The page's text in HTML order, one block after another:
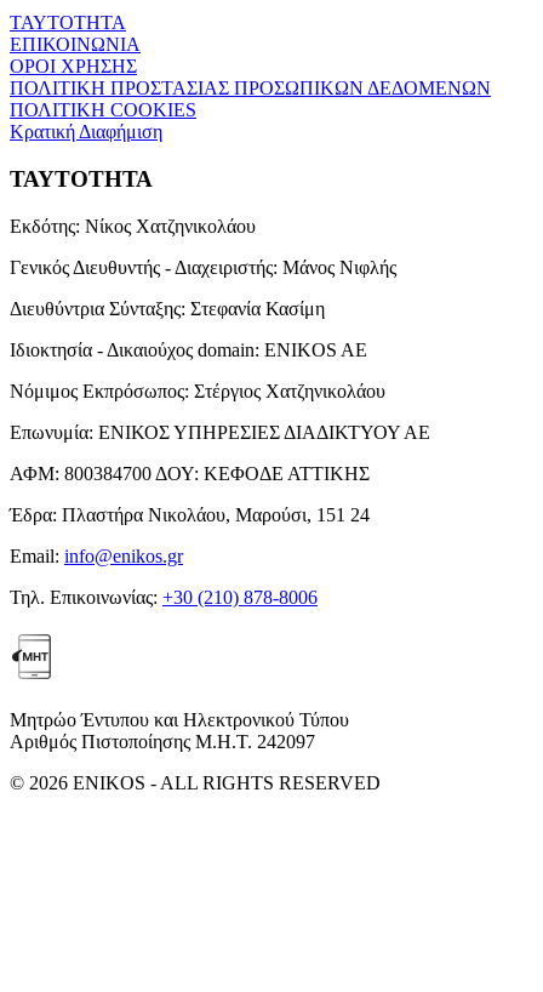
ΤΑΥΤΟΤΗΤΑ
ΕΠΙΚΟΙΝΩΝΙΑ
ΟΡΟΙ ΧΡΗΣΗΣ
ΠΟΛΙΤΙΚΗ ΠΡΟΣΤΑΣΙΑΣ ΠΡΟΣΩΠΙΚΩΝ ΔΕΔΟΜΕΝΩΝ
ΠΟΛΙΤΙΚΗ COOKIES
Κρατική Διαφήμιση
ΤΑΥΤΟΤΗΤΑ
Εκδότης: Νίκος Χατζηνικολάου
Γενικός Διευθυντής - Διαχειριστής: Μάνος Νιφλής
Διευθύντρια Σύνταξης: Στεφανία Κασίμη
Ιδιοκτησία - Δικαιούχος domain: ENIKOS AE
Νόμιμος Εκπρόσωπος: Στέργιος Χατζηνικολάου
Επωνυμία: ΕΝΙΚΟΣ ΥΠΗΡΕΣΙΕΣ ΔΙΑΔΙΚΤΥΟΥ ΑΕ
ΑΦΜ: 800384700 ΔΟΥ: ΚΕΦΟΔΕ ΑΤΤΙΚΗΣ
Έδρα: Πλαστήρα Νικολάου, Μαρούσι, 151 24
Email: info@enikos.gr
Τηλ. Επικοινωνίας: +30 (210) 878-8006
Μητρώο Έντυπου και Ηλεκτρονικού Τύπου
Αριθμός Πιστοποίησης Μ.Η.Τ. 242097
© 2026 ENIKOS - ALL RIGHTS RESERVED